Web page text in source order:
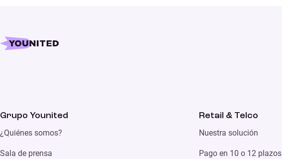
Grupo Younited
¿Quiénes somos?
Sala de prensa
Retail & Telco
Nuestra solución
Pago en 10 o 12 plazos